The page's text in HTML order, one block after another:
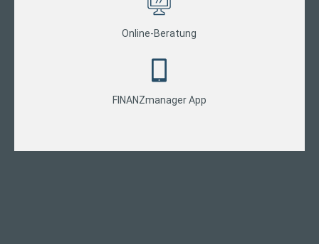
Online-Beratung
FINANZmanager App